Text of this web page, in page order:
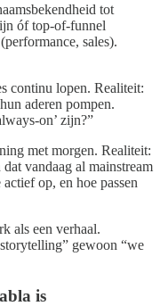
tot
óf top-of-funnel
sales).
continu lopen. Realiteit:
aderen pompen.
on’ zijn?”
met morgen. Realiteit:
vandaag al mainstream
op, en hoe passen
als een verhaal.
gewoon “we
is